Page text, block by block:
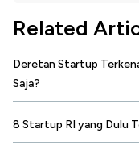
Related
Deretan Startup
Saja?
8 Startup RI yang Dulu